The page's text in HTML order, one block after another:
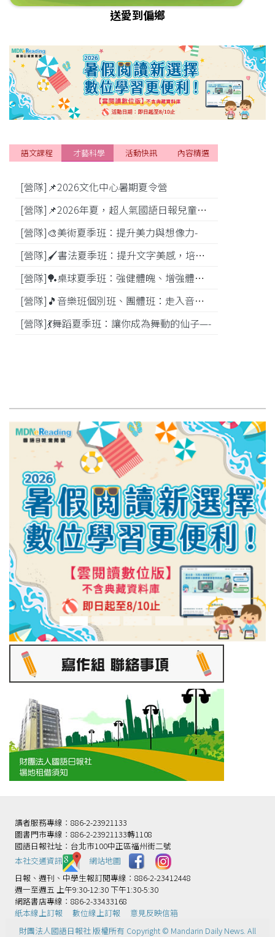
送愛到偏鄉
[營隊]📌2026文化中心暑期夏令營
[營隊]📌2026年夏，超人氣國語日報兒童商學院搶先報！
[營隊]🎨美術夏季班：提升美力與想像力-
[營隊]🖌️書法夏季班：提升文字美感，培養專注力—
[營隊]️🏓桌球夏季班：強健體魄、增強體能---
[營隊]🎵️音樂班個別班、團體班：走入音樂世界-
[營隊]💃舞蹈夏季班：讓你成為舞動的仙子—-
語文課程 才藝科學 活動快訊 內容精選
讀者服務專線：886-2-23921133
圖書門市專線：886-2-23921133轉1108
國語日報社址：台北市100中正區福州街二號
本社交通資訊️
網站地圖
日報、週刊、中學生報訂閱專線：886-2-23412448
週一至週五 上午9:30-12:30 下午1:30-5:30
網路書店專線：886-2-33433168
紙本線上訂報
數位線上訂報
意見反映信箱
財團法人國語日報社 版權所有 Copyright © Mandarin Daily News. All